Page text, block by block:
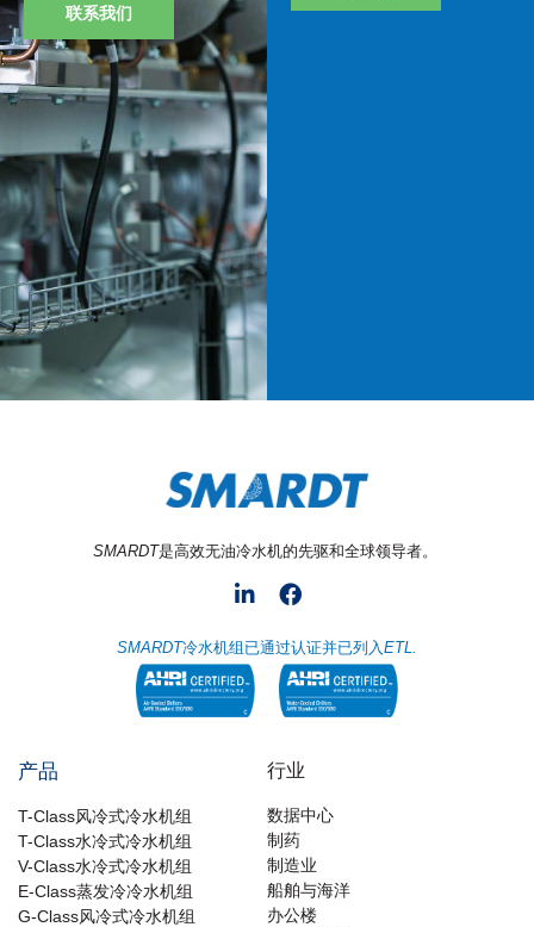
联系我们
SMARDT是高效无油冷水机的先驱和全球领导者。
SMARDT冷水机组已通过认证并已列入ETL.
产品
T-Class风冷式冷水机组
T-Class水冷式冷水机组
V-Class水冷式冷水机组
E-Class蒸发冷冷水机组
G-Class风冷式冷水机组
行业
数据中心
制药
制造业
船舶与海洋
办公楼